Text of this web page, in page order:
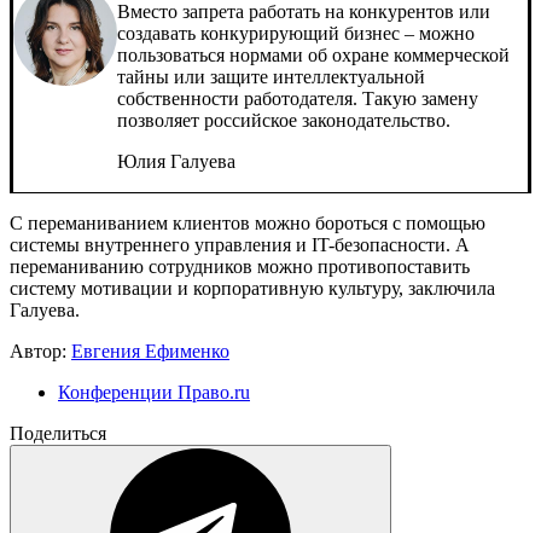
Вместо запрета работать на конкурентов или
создавать конкурирующий бизнес – можно
пользоваться нормами об охране коммерческой
тайны или защите интеллектуальной
собственности работодателя. Такую замену
позволяет российское законодательство.
Юлия Галуева
С переманиванием клиентов можно бороться с помощью
системы внутреннего управления и IT-безопасности. А
переманиванию сотрудников можно противопоставить
систему мотивации и корпоративную культуру, заключила
Галуева.
Автор: Евгения Ефименко
Конференции Право.ru
Поделиться